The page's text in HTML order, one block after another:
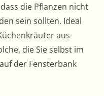
die Pflanzen nicht
sein sollten. Ideal
aus
die Sie selbst im
der Fensterbank